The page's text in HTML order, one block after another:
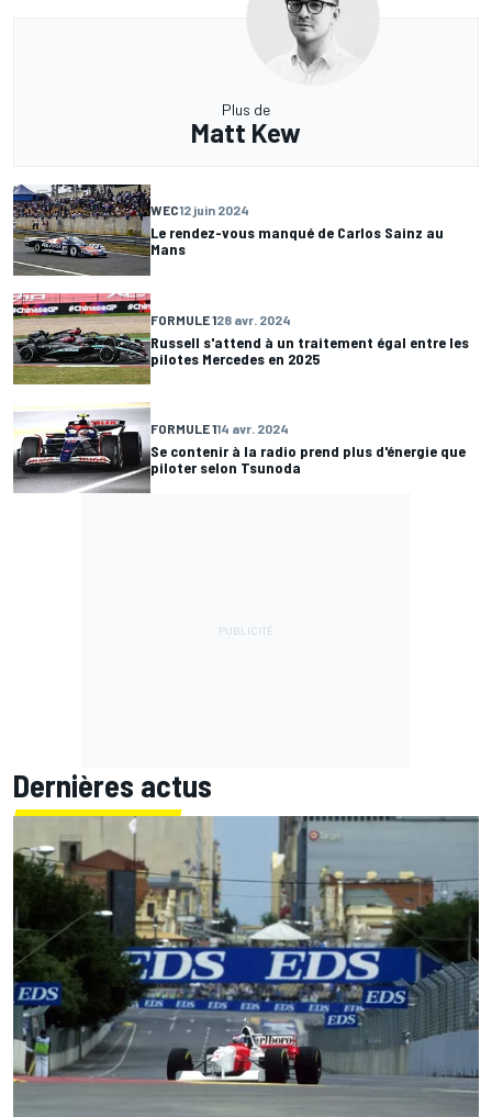
Plus de
Matt Kew
WEC12 juin 2024
Le rendez-vous manqué de Carlos Sainz au
Mans
FORMULE 128 avr. 2024
Russell s'attend à un traitement égal entre les
pilotes Mercedes en 2025
FORMULE 114 avr. 2024
Se contenir à la radio prend plus d'énergie que
piloter selon Tsunoda
Dernières actus